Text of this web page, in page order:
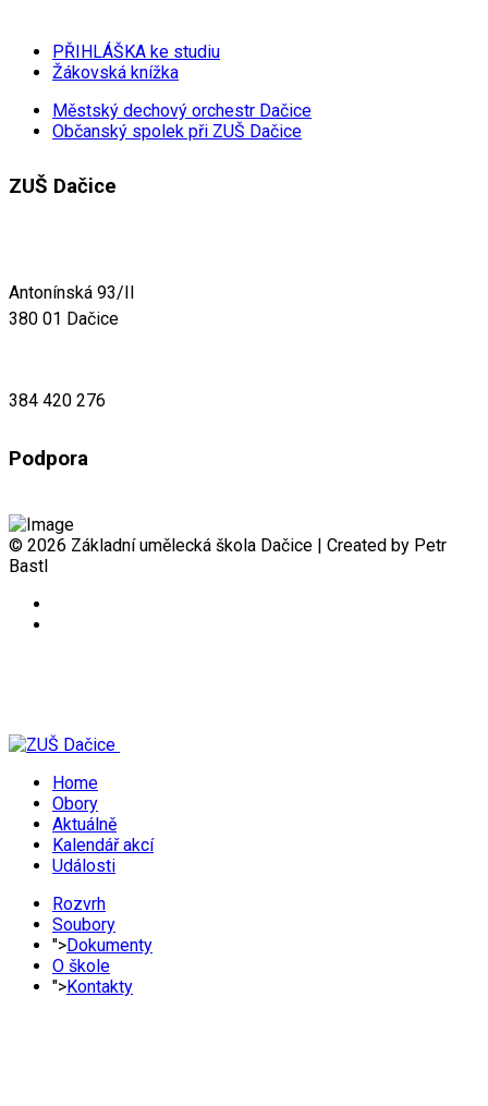
PŘIHLÁŠKA ke studiu
Žákovská knížka
Městský dechový orchestr Dačice
Občanský spolek při ZUŠ Dačice
ZUŠ Dačice
Antonínská 93/II
380 01 Dačice
384 420 276
Podpora
© 2026 Základní umělecká škola Dačice | Created by Petr
Bastl
Home
Obory
Aktuálně
Kalendář akcí
Události
Rozvrh
Soubory
">Dokumenty
O škole
">Kontakty